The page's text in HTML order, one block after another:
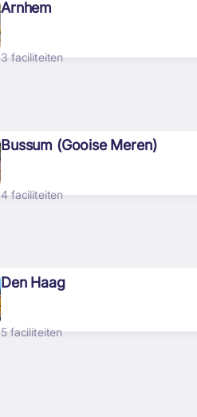
Arnhem
3 faciliteiten
Bussum (Gooise Meren)
4 faciliteiten
Den Haag
5 faciliteiten